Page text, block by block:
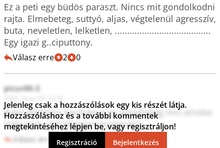
Ez a peti egy büdös paraszt. Nincs mit gondolkodni
rajta. Elmebeteg, suttyó, aljas, végtelenül agresszív,
buta, neveletlen, lelketlen, .......................................
Egy igazi g..ciputtony.
Válasz erre 2 0
picur66-2
Ilyen dilettáns kormánya és elmebeteg min.elnöke
még nem volt Magyarországnak!!
Válasz erre 8 0
Jelenleg csak a hozzászólások egy kis részét látja.
Hozzászóláshoz és a további kommentek
megtekintéséhez lépjen be, vagy regisztráljon!
Regisztráció Bejelentkezés